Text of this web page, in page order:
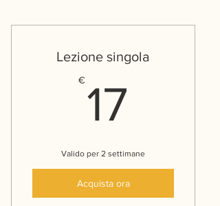
Lezione singola
€ 17
Valido per 2 settimane
Acquista ora